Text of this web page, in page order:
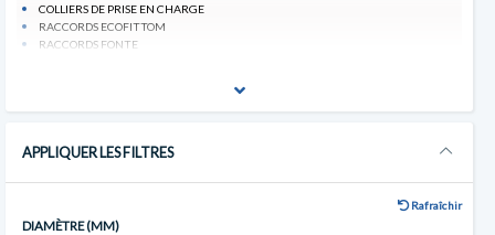
COLLIERS DE PRISE EN CHARGE
RACCORDS ECOFITTOM
RACCORDS FONTE
APPLIQUER LES FILTRES
Rafraîchir
DIAMÈTRE (MM)